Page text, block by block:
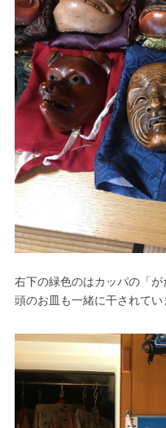
右下の緑色のはカッパの「が
頭のお皿も一緒に干されてい